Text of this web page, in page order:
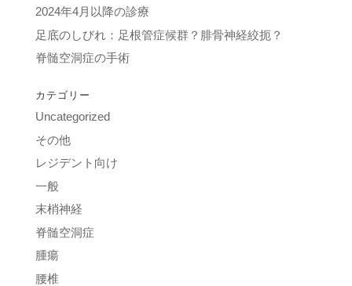
2024年4月以降の診療
足底のしびれ：足根管症候群？腓骨神経絞扼？
脊髄空洞症の手術
カテゴリー
Uncategorized
その他
レジデント向け
一般
末梢神経
脊髄空洞症
腫瘍
腰椎